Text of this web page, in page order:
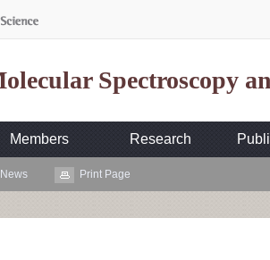
Spectroscopy
Members Research
News Print Page